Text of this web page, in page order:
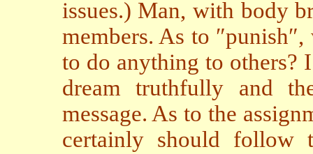
issues.) Man, with body
members. As to
to do anything to others?
dream truthfully and
message. As to the
certainly should follow